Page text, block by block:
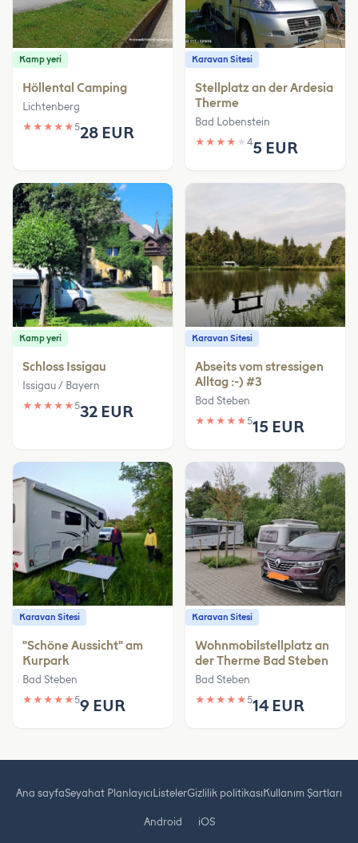
Kamp yeri
Höllental Camping
Lichtenberg
★ ★ ★ ★ ★528 EUR
Karavan Sitesi
Stellplatz an der Ardesia
Therme
Bad Lobenstein
★ ★ ★ ★ ★ 45 EUR
Kamp yeri
Schloss Issigau
Issigau / Bayern
★ ★ ★ ★ ★532 EUR
Karavan Sitesi
Abseits vom stressigen
Alltag :-) #3
Bad Steben
★ ★ ★ ★ ★515 EUR
Karavan Sitesi
"Schöne Aussicht" am
Kurpark
Bad Steben
★ ★ ★ ★ ★59 EUR
Karavan Sitesi
Wohnmobilstellplatz an
der Therme Bad Steben
Bad Steben
★ ★ ★ ★ ★514 EUR
Ana sayfaSeyahat PlanlayıcıListelerGizlilik politikasıKullanım Şartları
Android iOS